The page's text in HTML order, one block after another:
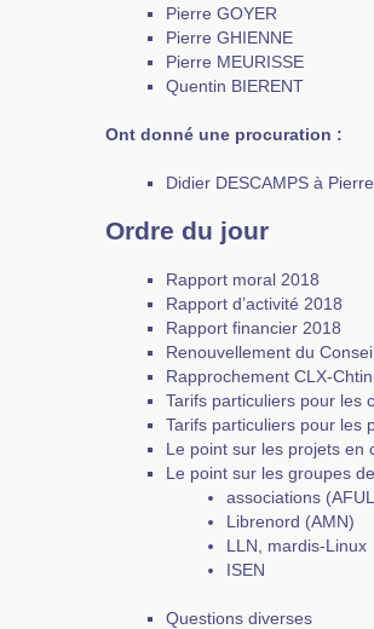
Pierre GOYER
Pierre GHIENNE
Pierre MEURISSE
Quentin BIERENT
Ont donné une procuration :
Didier DESCAMPS à
Ordre du jour
Rapport moral 2018
Rapport d’activité 2018
Rapport financier 2018
Renouvellement du
Rapprochement CLX-
Tarifs particuliers pour les
Tarifs particuliers pour les
Le point sur les projets en
Le point sur les groupes
associations
Librenord (AMN)
LLN, mardis-Linux
ISEN
Questions diverses